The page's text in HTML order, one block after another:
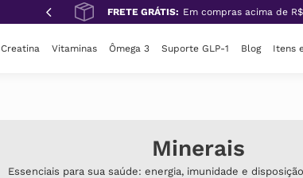
FRETE GRÁTIS: Em compras acima de
Creatina Vitaminas Ômega 3 Suporte GLP-1 Blog Itens
Minerais
Essenciais para sua saúde: energia, imunidade e